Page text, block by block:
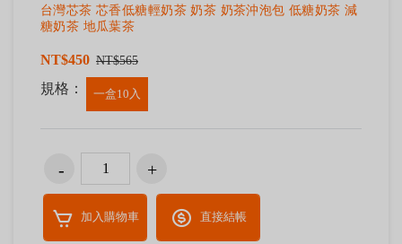
台灣芯茶 芯香低糖輕奶茶 奶茶 奶茶沖泡包 低糖奶茶 減
糖奶茶 地瓜葉茶
NT$450 NT$565
規格： 一盒10入
加入購物車 直接結帳